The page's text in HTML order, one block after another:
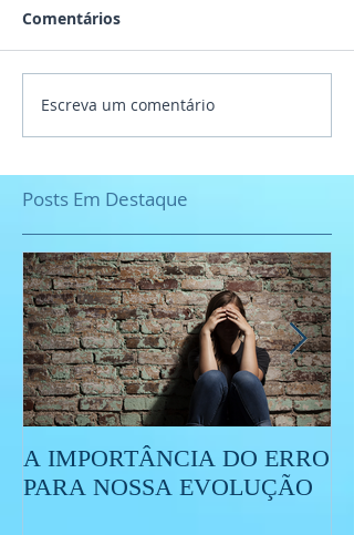
Comentários
Escreva um comentário
Posts Em Destaque
A IMPORTÂNCIA DO ERRO
PARA NOSSA EVOLUÇÃO